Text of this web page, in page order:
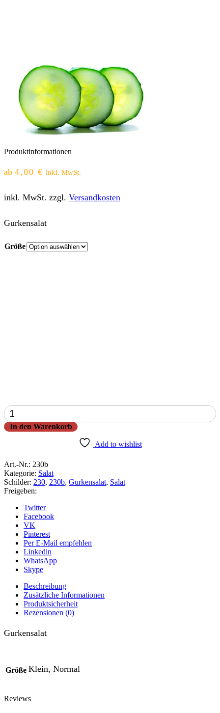
Produktinformationen
ab 4,00 € inkl. MwSt.
inkl. MwSt. zzgl. Versandkosten
Gurkensalat
Größe
Gurkensalat
Menge
In den Warenkorb
Add to wishlist
Art.-Nr.: 230b
Kategorie: Salat
Schilder: 230, 230b, Gurkensalat, Salat
Freigeben:
Twitter
Facebook
VK
Pinterest
Per E-Mail empfehlen
Linkedin
WhatsApp
Skype
Beschreibung
Zusätzliche Informationen
Produktsicherheit
Rezensionen (0)
Gurkensalat
Größe Klein, Normal
Reviews